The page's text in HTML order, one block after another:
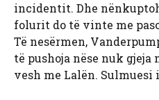
incidentit. Dhe
folurit do të vinte me
Të nesërmen,
të pushoja nëse nuk gjeja
vesh me Lalën. Sulmuesi